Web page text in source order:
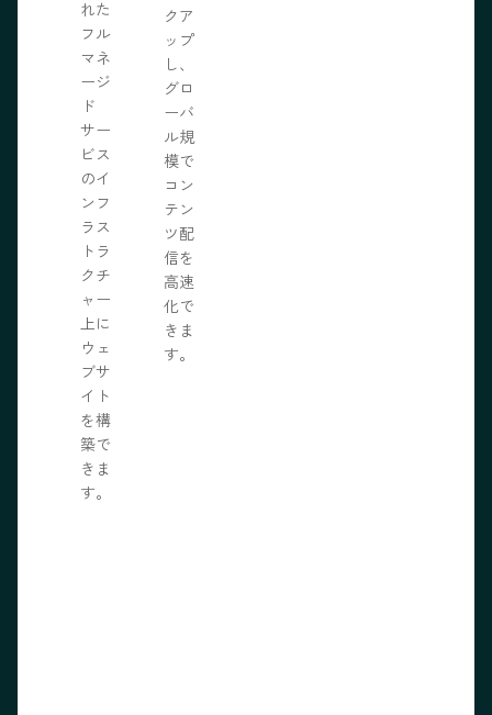
れた
フル
マネ
ージ
ド
サー
ビス
のイ
ンフ
ラス
トラ
クチ
ャー
上に
ウェ
ブサ
イト
を構
築で
きま
す。
クア
ップ
し、
グロ
ーバ
ル規
模で
コン
テン
ツ配
信を
高速
化で
きま
す。